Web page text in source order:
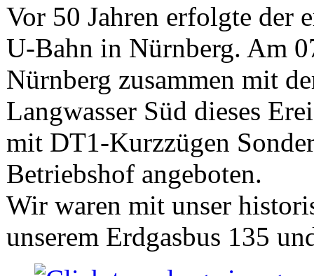
Vor 50 Jahren erfolgte der
U-Bahn in Nürnberg. Am
Nürnberg zusammen mit
Langwasser Süd dieses
mit DT1-Kurzzügen
Betriebshof angeboten.
Wir waren mit unser
unserem Erdgasbus 135